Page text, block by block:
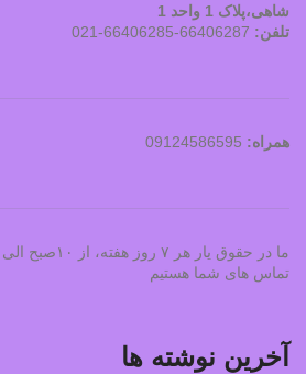
شاهی،پلاک 1 واحد 1
تلفن: 66406287-66406285-021
همراه:
تماس های شما هستیم
آخرین نوشته ها